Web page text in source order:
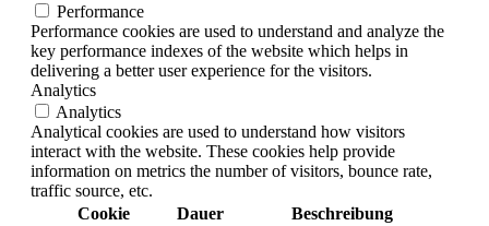
Performance
Performance cookies are used to understand and analyze the
key performance indexes of the website which helps in
delivering a better user experience for the visitors.
Analytics
Analytics
Analytical cookies are used to understand how visitors
interact with the website. These cookies help provide
information on metrics the number of visitors, bounce rate,
traffic source, etc.
Cookie
Dauer Beschreibung